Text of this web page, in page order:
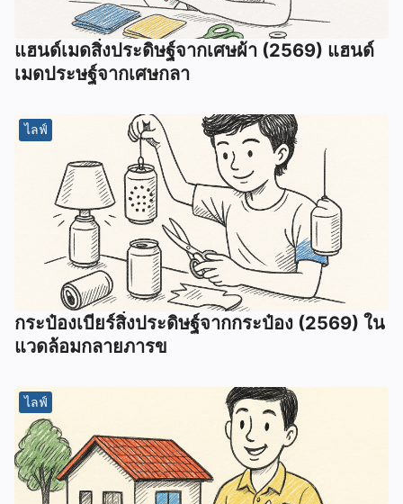
แฮนด์เมดสิ่งประดิษฐ์จากเศษผ้า (2569) แฮนด์
เมดประษฐ์จากเศษกลา
ไลฟ์
กระป๋องเบียร์สิ่งประดิษฐ์จากกระป๋อง (2569) ใน
แวดล้อมกลายภารข
ไลฟ์